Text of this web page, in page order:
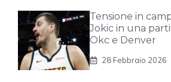
Tensione in
Jokic in una
Okc e Denver
28 Febbraio 2026